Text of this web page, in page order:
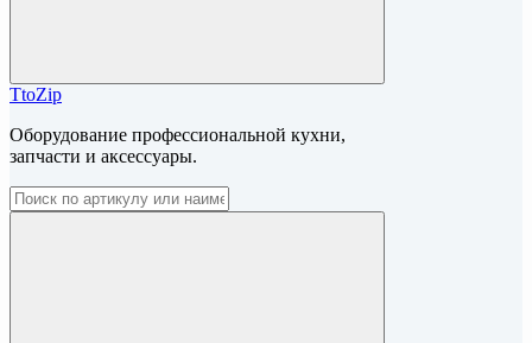
TtoZip
Оборудование профессиональной кухни,
запчасти и аксессуары.